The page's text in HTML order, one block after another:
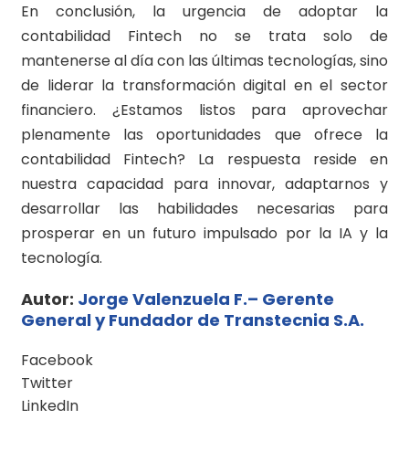
En conclusión, la urgencia de adoptar la
contabilidad Fintech no se trata solo de
mantenerse al día con las últimas tecnologías, sino
de liderar la transformación digital en el sector
financiero. ¿Estamos listos para aprovechar
plenamente las oportunidades que ofrece la
contabilidad Fintech? La respuesta reside en
nuestra capacidad para innovar, adaptarnos y
desarrollar las habilidades necesarias para
prosperar en un futuro impulsado por la IA y la
tecnología.
Autor: Jorge Valenzuela F.– Gerente
General y Fundador de Transtecnia S.A.
Facebook
Twitter
LinkedIn